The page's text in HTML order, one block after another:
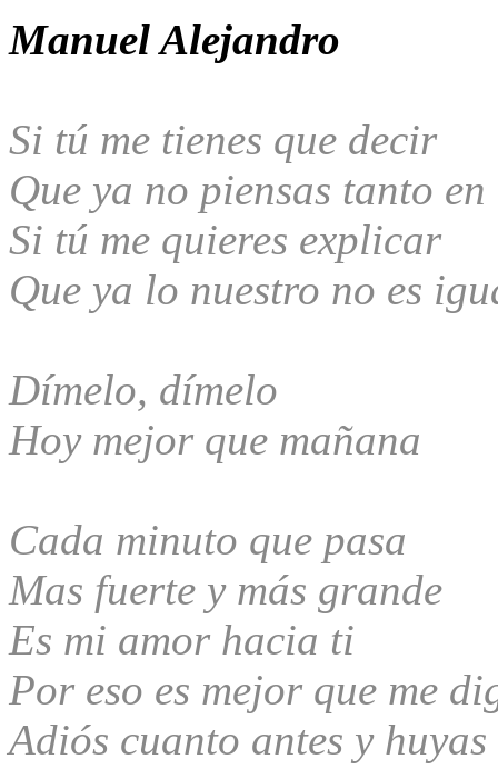
Manuel Alejandro
Si tú me tienes que decir
Que ya no piensas tanto en
Si tú me quieres explicar
Que ya lo nuestro no es
Dímelo, dímelo
Hoy mejor que mañana
Cada minuto que pasa
Mas fuerte y más grande
Es mi amor hacia ti
Por eso es mejor que me
Adiós cuanto antes y